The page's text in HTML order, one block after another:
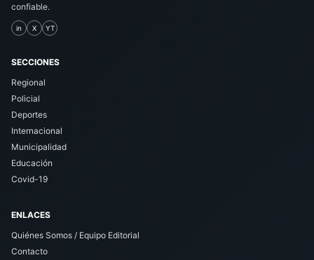
confiable.
in X YT
SECCIONES
Regional
Policial
Deportes
Internacional
Municipalidad
Educación
Covid-19
ENLACES
Quiénes Somos / Equipo Editorial
Contacto